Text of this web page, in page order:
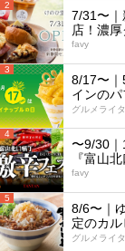
2
7/31〜｜
店！濃
favy
3
8/17〜｜
インのパ
グルメライ
4
〜9/30｜
『富山
favy
5
8/6〜｜
定のカル
グルメライ